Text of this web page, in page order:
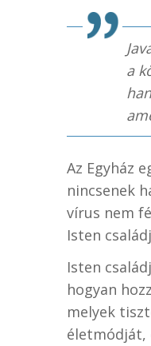
a
Az Egyház
nincsenek
vírus nem
Isten
Isten
hogyan
melyek
életmódját,